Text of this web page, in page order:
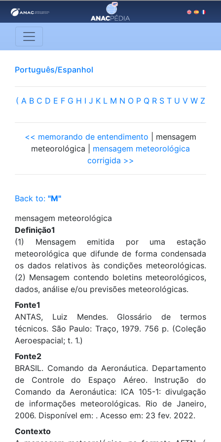
Português/Espanhol
( A B C D E F G H I J K L M N O P Q R S T U V W Z
<< memorando de entendimento | mensagem
meteorológica | mensagem meteorológica
corrigida >>
Back to: "M"
mensagem meteorológica
Definição1
(1) Mensagem emitida por uma estação
meteorológica que difunde de forma condensada
os dados relativos às condições meteorológicas.
(2) Mensagem contendo boletins meteorológicos,
dados, análise e/ou previsões meteorológicas.
Fonte1
ANTAS, Luiz Mendes. Glossário de termos
técnicos. São Paulo: Traço, 1979. 756 p. (Coleção
Aeroespacial; t. 1.)
Fonte2
BRASIL. Comando da Aeronáutica. Departamento
de Controle do Espaço Aéreo. Instrução do
Comando da Aeronáutica: ICA 105-1: divulgação
de informações meteorológicas. Rio de Janeiro,
2006. Disponível em: . Acesso em: 23 fev. 2022.
Contexto